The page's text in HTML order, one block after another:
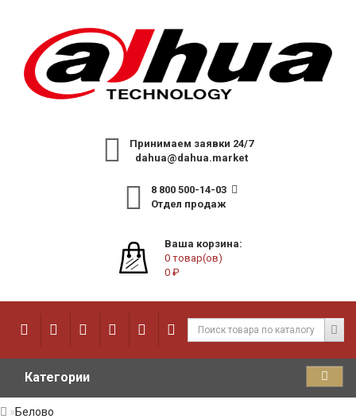
Принимаем заявки 24/7
dahua@dahua.market
8 800 500-14-03
Отдел продаж
Ваша корзина:
0 товар(ов)
0 ₽
Категории
Белово